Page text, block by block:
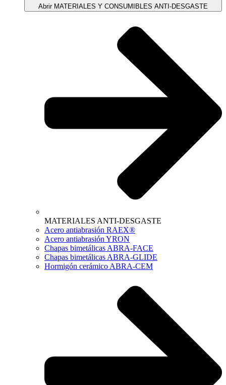
Abrir MATERIALES Y CONSUMIBLES ANTI-DESGASTE
MATERIALES ANTI-DESGASTE
Acero antiabrasión RAEX®
Acero antiabrasión YRON
Chapas bimetálicas ABRA-FACE
Chapas bimetálicas ABRA-GLIDE
Hormigón cerámico ABRA-CEM